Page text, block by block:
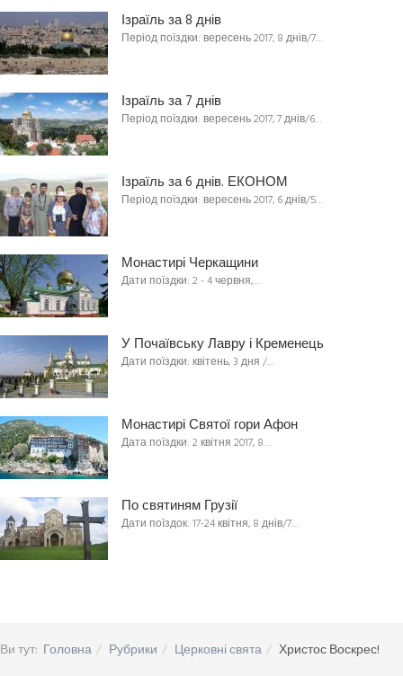
Ізраїль за 8 днів
Період поїздки: вересень 2017, 8 днів/7…
Ізраїль за 7 днів
Період поїздки: вересень 2017, 7 днів/6…
Ізраїль за 6 днів. ЕКОНОМ
Період поїздки: вересень 2017, 6 днів/5…
Монастирі Черкащини
Дати поїздки: 2 - 4 червня,…
У Почаївську Лавру і Кременець
Дати поїздки: квітень, 3 дня /…
Монастирі Святої гори Афон
Дата поїздки: 2 квітня 2017, 8…
По святиням Грузії
Дати поїздок: 17-24 квітня, 8 днів/7…
Ви тут: Головна Рубрики Церковні свята Христос Воскрес!